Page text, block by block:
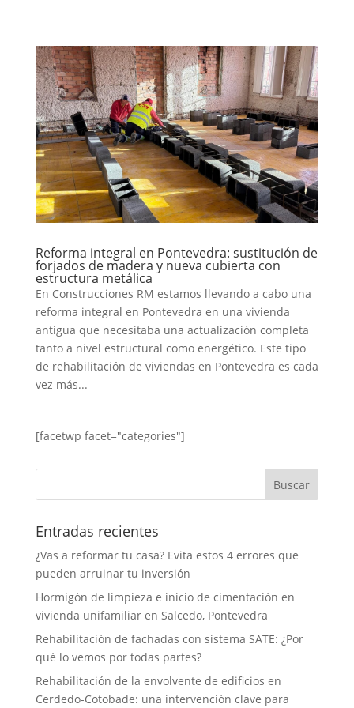
Reforma integral en Pontevedra: sustitución de
forjados de madera y nueva cubierta con
estructura metálica
En Construcciones RM estamos llevando a cabo una
reforma integral en Pontevedra en una vivienda
antigua que necesitaba una actualización completa
tanto a nivel estructural como energético. Este tipo
de rehabilitación de viviendas en Pontevedra es cada
vez más...
[facetwp facet="categories"]
Entradas recientes
¿Vas a reformar tu casa? Evita estos 4 errores que
pueden arruinar tu inversión
Hormigón de limpieza e inicio de cimentación en
vivienda unifamiliar en Salcedo, Pontevedra
Rehabilitación de fachadas con sistema SATE: ¿Por
qué lo vemos por todas partes?
Rehabilitación de la envolvente de edificios en
Cerdedo-Cotobade: una intervención clave para